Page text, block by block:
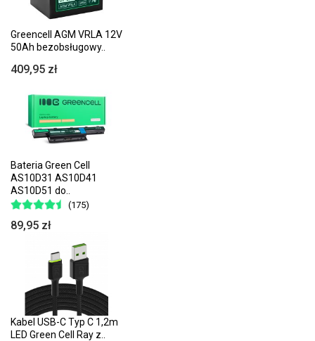
Greencell AGM VRLA 12V
50Ah bezobsługowy..
409,95 zł
Bateria Green Cell
AS10D31 AS10D41
AS10D51 do..
(175)
89,95 zł
Kabel USB-C Typ C 1,2m
LED Green Cell Ray z..